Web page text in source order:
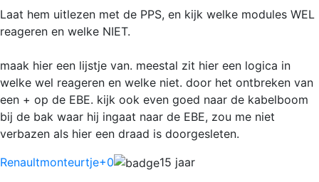
Laat hem uitlezen met de PPS, en kijk welke modules WEL
reageren en welke NIET.
maak hier een lijstje van. meestal zit hier een logica in
welke wel reageren en welke niet. door het ontbreken van
een + op de EBE. kijk ook even goed naar de kabelboom
bij de bak waar hij ingaat naar de EBE, zou me niet
verbazen als hier een draad is doorgesleten.
Renaultmonteurtje+0
15 jaar